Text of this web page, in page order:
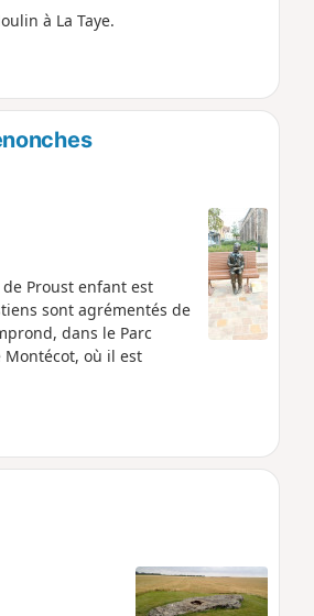
à La Taye.
Proust enfant est
sont agrémentés de
dans le Parc
où il est